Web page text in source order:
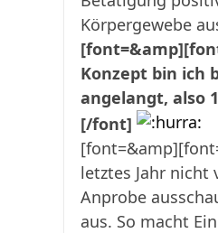
Körpergewebe
Konzept bin ich
angelangt, also
[/font]
letztes Jahr
Anprobe
aus. So macht